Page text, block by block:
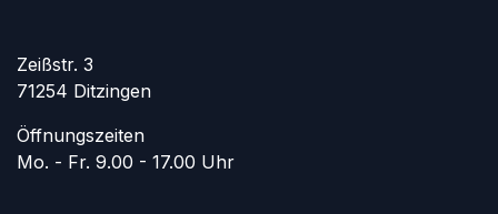
Zeißstr. 3
71254 Ditzingen
Öffnungszeiten
Mo. - Fr. 9.00 - 17.00 Uhr